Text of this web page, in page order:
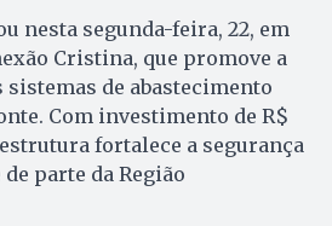
nesta segunda-feira, 22, em
Cristina, que promove a
de abastecimento
Com investimento de R$
fortalece a segurança
parte da Região